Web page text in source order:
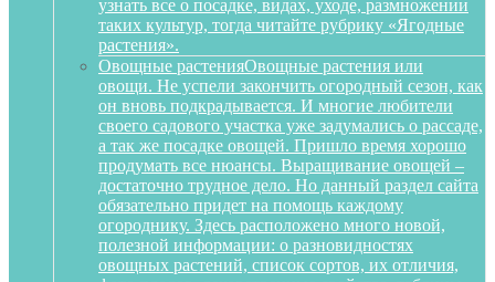
узнать все о посадке, видах, уходе, размножении
таких культур, тогда читайте рубрику «Ягодные
растения».
Овощные растенияОвощные растения или
овощи. Не успели закончить огородный сезон, как
он вновь подкрадывается. И многие любители
своего садового участка уже задумались о рассаде,
а так же посадке овощей. Пришло время хорошо
продумать все нюансы. Выращивание овощей –
достаточно трудное дело. Но данный раздел сайта
обязательно придет на помощь каждому
огороднику. Здесь расположено много новой,
полезной информации: о разновидностях
овощных растений, список сортов, их отличия,